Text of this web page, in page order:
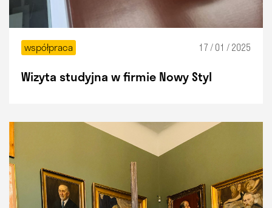
współpraca 17 / 01 / 2025
Wizyta studyjna w firmie Nowy Styl